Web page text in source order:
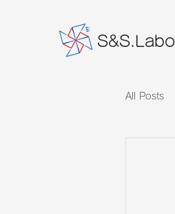
S&S.Labo
All Posts